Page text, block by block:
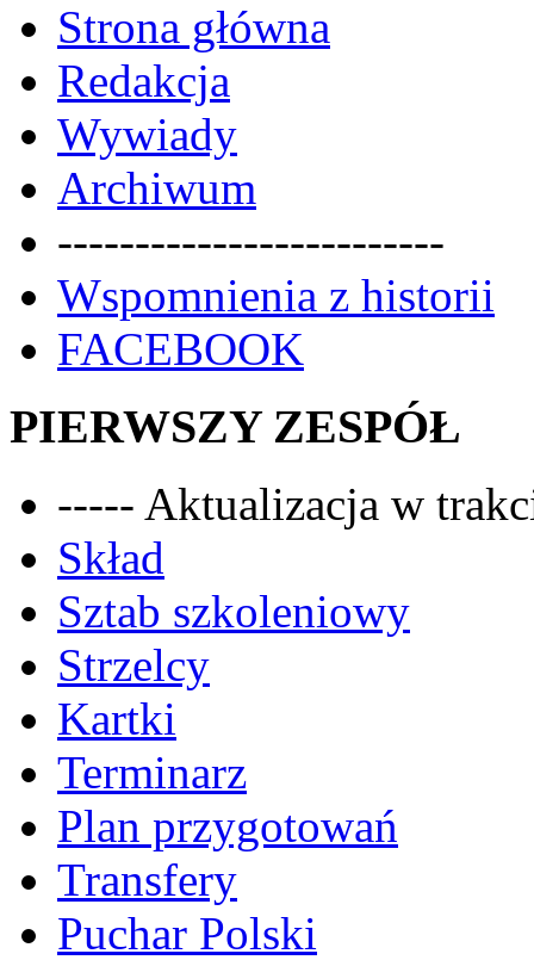
Strona główna
Redakcja
Wywiady
Archiwum
-------------------------
Wspomnienia z historii
FACEBOOK
PIERWSZY ZESPÓŁ
----- Aktualizacja w
Skład
Sztab szkoleniowy
Strzelcy
Kartki
Terminarz
Plan przygotowań
Transfery
Puchar Polski